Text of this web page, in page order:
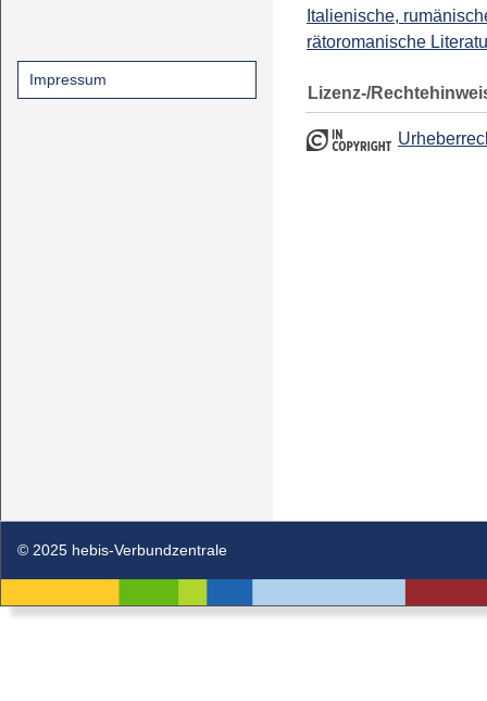
Impressum
Italienische,
rätoromanische
Lizenz-/
© 2025 hebis-Verbundzentrale